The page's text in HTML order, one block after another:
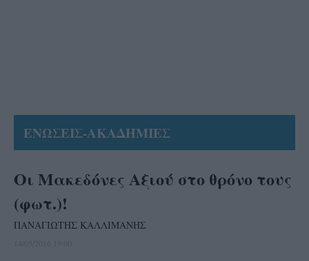
ΕΝΩΣΕΙΣ-ΑΚΑΔΗΜΙΕΣ
Οι Μακεδόνες Αξιού στο θρόνο τους
(φωτ.)!
ΠΑΝΑΓΙΩΤΗΣ ΚΑΛΛΙΜΑΝΗΣ